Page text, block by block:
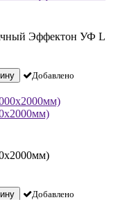
Эффектон УФ L
Добавлено
Добавлено